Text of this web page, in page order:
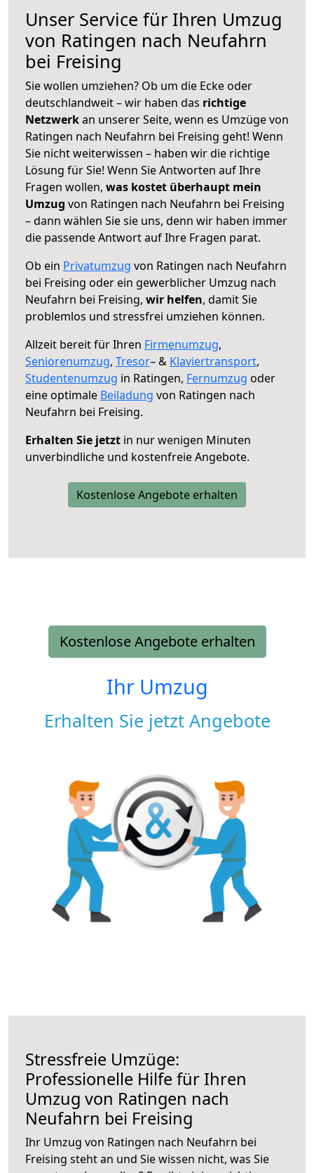
Unser Service für Ihren Umzug
von Ratingen nach Neufahrn
bei Freising
Sie wollen umziehen? Ob um die Ecke oder
deutschlandweit – wir haben das richtige
Netzwerkan unserer Seite, wenn es Umzüge von
Ratingen nach Neufahrn bei Freising geht! Wenn
Sie nicht weiterwissen – haben wir die richtige
Lösung für Sie! Wenn Sie Antworten auf Ihre
Fragen wollen, was kostet überhaupt mein
Umzug von Ratingen nach Neufahrn bei Freising
– dann wählen Sie sie uns, denn wir haben immer
die passende Antwort auf Ihre Fragen parat.
Ob ein Privatumzug von Ratingen nach Neufahrn
bei Freising oder ein gewerblicher Umzug nach
Neufahrn bei Freising, wir helfen, damit Sie
problemlos und stressfrei umziehen können.
Allzeit bereit für Ihren Firmenumzug,
Seniorenumzug, Tresor– & Klaviertransport,
Studentenumzug in Ratingen, Fernumzug oder
eine optimale Beiladung von Ratingen nach
Neufahrn bei Freising.
Erhalten Sie jetzt in nur wenigen Minuten
unverbindliche und kostenfreie Angebote.
Kostenlose Angebote erhalten
Kostenlose Angebote erhalten
Ihr Umzug
Erhalten Sie jetzt Angebote
Stressfreie Umzüge:
Professionelle Hilfe für Ihren
Umzug von Ratingen nach
Neufahrn bei Freising
Ihr Umzug von Ratingen nach Neufahrn bei
Freising steht an und Sie wissen nicht, was Sie